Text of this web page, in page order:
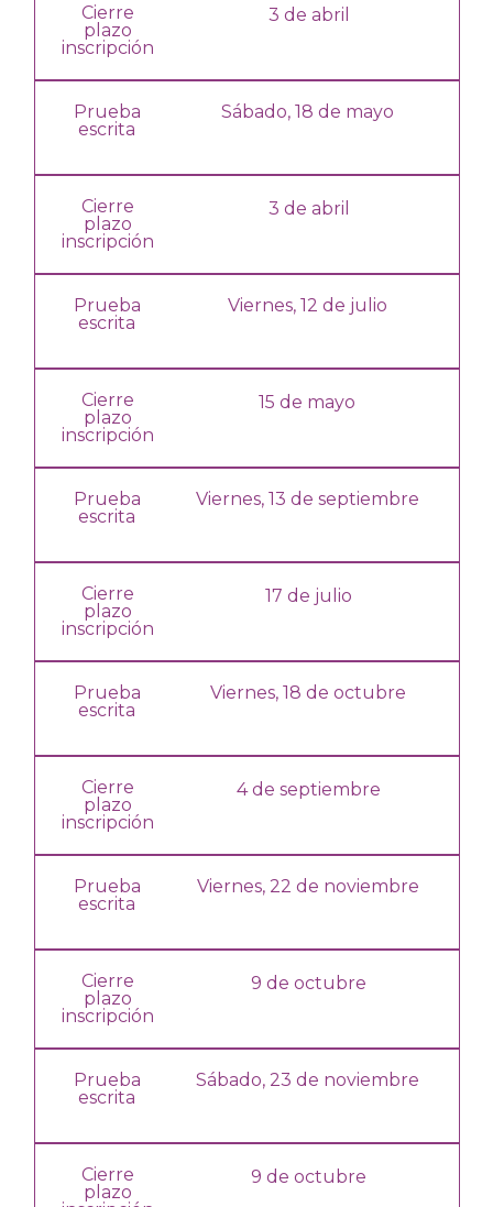
Cierre
plazo
inscripción
3 de abril
Prueba
escrita
Sábado, 18 de mayo
Cierre
plazo
inscripción
3 de abril
Prueba
escrita
Viernes, 12 de julio
Cierre
plazo
inscripción
15 de mayo
Prueba
escrita
Viernes, 13 de septiembre
Cierre
plazo
inscripción
17 de julio
Prueba
escrita
Viernes, 18 de octubre
Cierre
plazo
inscripción
4 de septiembre
Prueba
escrita
Viernes, 22 de noviembre
Cierre
plazo
inscripción
9 de octubre
Prueba
escrita
Sábado, 23 de noviembre
Cierre
plazo
9 de octubre